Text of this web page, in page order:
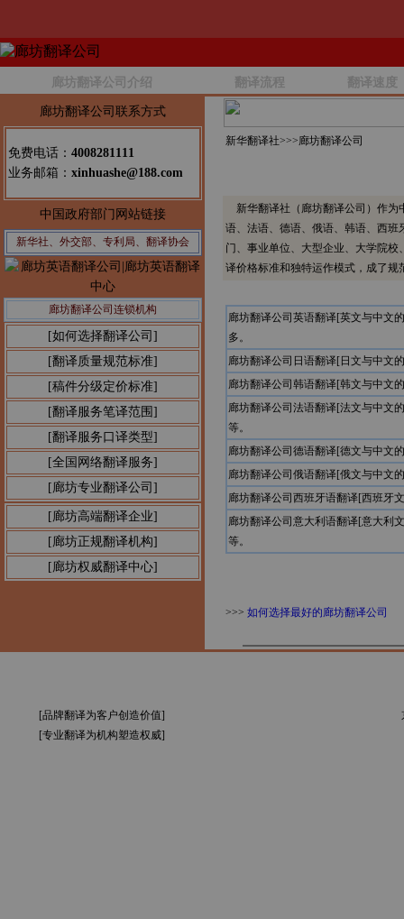
廊坊翻译公司介绍 翻译流程 翻译速度
廊坊翻译公司联系方式
免费电话： 4008281111
业务邮箱： xinhuashe@188.com
中国政府部门网站链接
新华社、外交部、专利局、翻译协会
廊坊翻译公司连锁机构
[如何选择翻译公司]
[翻译质量规范标准]
[稿件分级定价标准]
[翻译服务笔译范围]
[翻译服务口译类型]
[全国网络翻译服务]
[廊坊专业翻译公司]
[廊坊高端翻译企业]
[廊坊正规翻译机构]
[廊坊权威翻译中心]
新华翻译社>>>廊坊翻译公司
新华翻译社（廊坊翻译公司）作为
语、法语、德语、俄语、韩语、西
门、事业单位、大型企业、大学院
译价格标准和独特运作模式，成了
廊坊翻译公司英语翻译[英文与中文
多。
廊坊翻译公司日语翻译[日文与中文
廊坊翻译公司韩语翻译[韩文与中文
廊坊翻译公司法语翻译[法文与中文
等。
廊坊翻译公司德语翻译[德文与中文
廊坊翻译公司俄语翻译[俄文与中文
廊坊翻译公司西班牙语翻译[西班牙
廊坊翻译公司意大利语翻译[意大利
等。
>>> 如何选择最好的廊坊翻译公司
[品牌翻译为客户创造价值]
[专业翻译为机构塑造权威]